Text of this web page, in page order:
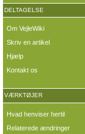
DELTAGELSE
Om VejleWiki
Skriv en artikel
Hjælp
Kontakt os
VÆRKTØJER
Hvad henviser hertil
Relaterede ændringer